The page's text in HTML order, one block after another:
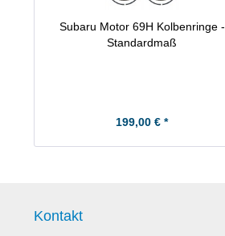
Subaru Motor 69H Kolbenringe -
Standardmaß
199,00 € *
Kontakt